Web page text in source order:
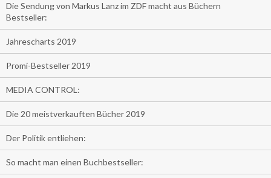
Die Sendung von Markus Lanz im ZDF macht aus Büchern
Bestseller:
Jahrescharts 2019
Promi-Bestseller 2019
MEDIA CONTROL:
Die 20 meistverkauften Bücher 2019
Der Politik entliehen:
So macht man einen Buchbestseller: